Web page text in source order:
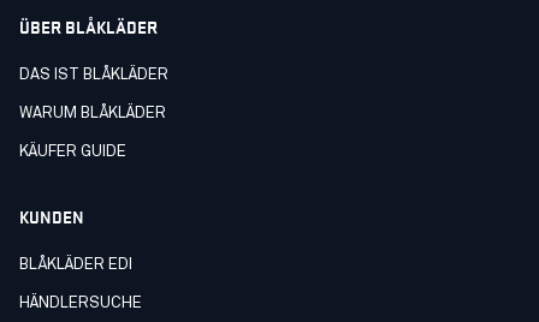
ÜBER BLÅKLÄDER
DAS IST BLÅKLÄDER
WARUM BLÅKLÄDER
KÄUFER GUIDE
KUNDEN
BLÅKLÄDER EDI
HÄNDLERSUCHE